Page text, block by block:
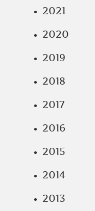
2021
2020
2019
2018
2017
2016
2015
2014
2013